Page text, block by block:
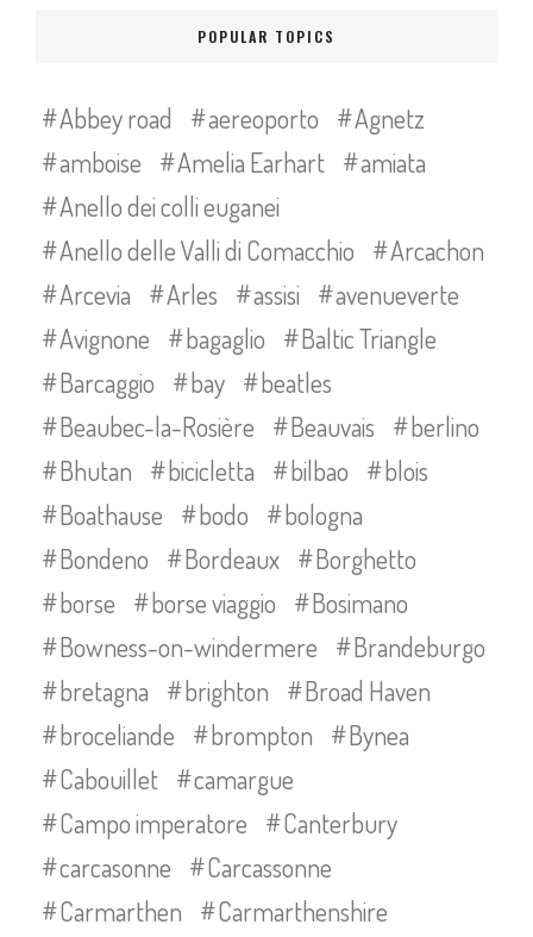
POPULAR TOPICS
Abbey road aereoporto
Agnetz
amboise
Amelia Earhart
amiata
Anello dei colli euganei
Anello delle Valli di Comacchio
Arcachon
Arcevia
Arles assisi
avenueverte
Avignone
bagaglio
Baltic Triangle
Barcaggio
bay
beatles
Beaubec-la-Rosière
Beauvais
berlino
Bhutan
bicicletta bilbao
blois
Boathause
bodo
bologna
Bondeno
Bordeaux
Borghetto
borse
borse viaggio
Bosimano
Bowness-on-windermere
Brandeburgo
bretagna
brighton
Broad Haven
broceliande
brompton
Bynea
Cabouillet
camargue
Campo imperatore
Canterbury
carcasonne
Carcassonne
Carmarthen
Carmarthenshire